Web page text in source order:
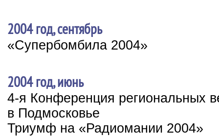
2004 год, сентябрь
«Супербомбила 2004»
2004 год, июнь
4-я Конференция региональных
в Подмосковье
Триумф на «Радиомании 2004»